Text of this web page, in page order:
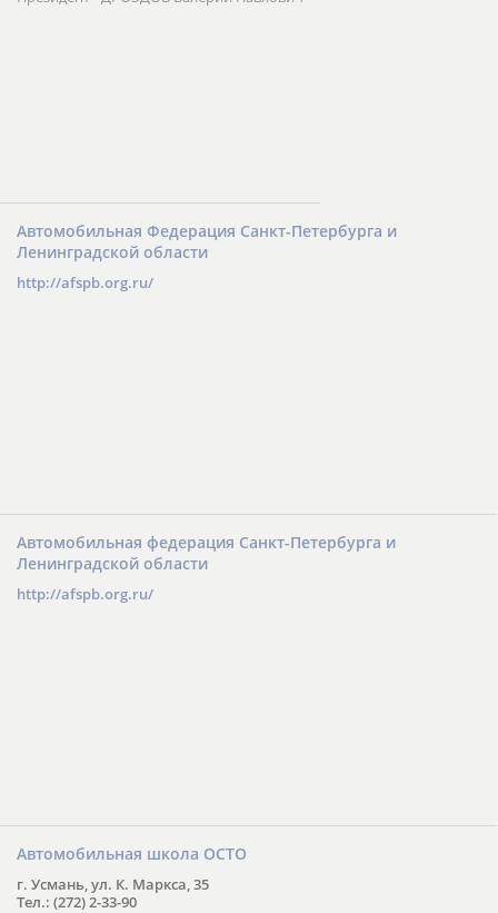
Автомобильная Федерация Санкт-Петербурга и
Ленинградской области
http://afspb.org.ru/
Автомобильная федерация Санкт-Петербурга и
Ленинградской области
http://afspb.org.ru/
Автомобильная школа ОСТО
г. Усмань, ул. К. Маркса, 35
Тел.: (272) 2-33-90